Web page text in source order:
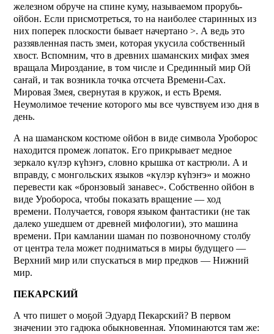
железном обруче на спине куму, называемом прорубь-
ойбон. Если присмотреться, то на наиболее старинных из
них поперек плоскости бывает начертано >. А ведь это
раззявленная пасть змеи, которая укусила собственный
хвост. Вспомним, что в древних шаманских мифах змея
вращала Мироздание, в том числе и Срединный мир Ой
саҥай, и так возникла точка отсчета Времени-Сах.
Мировая Змея, свернутая в кружок, и есть Время.
Неумолимое течение которого мы все чувствуем изо дня в
день.
А на шаманском костюме ойбон в виде символа Уроборос
находится промеж лопаток. Его прикрывает медное
зеркало күлэр күhэҥэ, словно крышка от кастрюли. А и
вправду, с монгольских языков «күлэр күhэҥэ» и можно
перевести как «бронзовый занавес». Собственно ойбон в
виде Уробороса, чтобы показать вращение — ход
времени. Получается, говоря языком фантастики (не так
далеко ушедшем от древней мифологии), это машина
времени. При камлании шаман по позвоночному столбу
от центра тела может подниматься в миры будущего —
Верхний мир или спускаться в мир предков — Нижний
мир.
ПЕКАРСКИЙ
А что пишет о моҕой Эдуард Пекарский? В первом
значении это гадюка обыкновенная. Упоминаются там же: